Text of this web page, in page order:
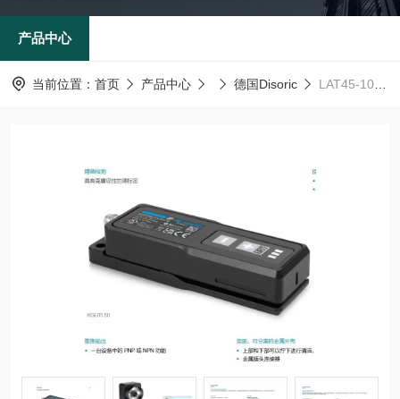
产品中心
当前位置： 首页 产品中心 德国Disoric LAT45-10MP3-B5德森瑞 德国Disoric 光学距离传感器